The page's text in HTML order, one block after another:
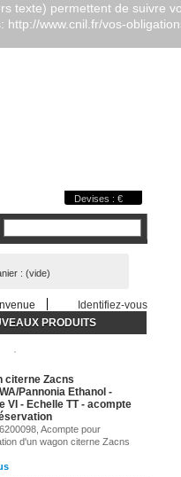
Devises : €
: (vide)
Identifiez-vous
PRODUITS
citerne Zacns
Pannonia Ethanol -
VI - Echelle TT - acompte
Acompte pour
d'un wagon citerne Zacns
texte) permettent de suivre
www.cnil.fr/vos-